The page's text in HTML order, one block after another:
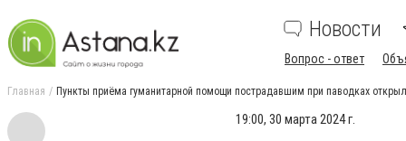
Новости
Вопрос - ответ
Главная Пункты приёма гуманитарной помощи пострадавшим при паводках
19:00, 30 марта 2024 г.